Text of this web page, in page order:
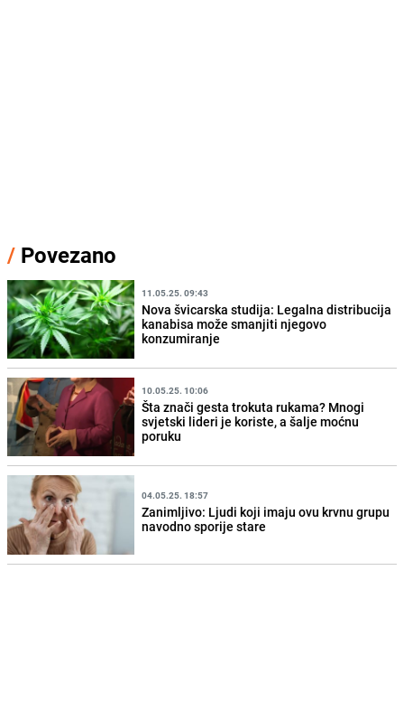
/ Povezano
11.05.25. 09:43
Nova švicarska studija: Legalna distribucija
kanabisa može smanjiti njegovo
konzumiranje
10.05.25. 10:06
Šta znači gesta trokuta rukama? Mnogi
svjetski lideri je koriste, a šalje moćnu
poruku
04.05.25. 18:57
Zanimljivo: Ljudi koji imaju ovu krvnu grupu
navodno sporije stare